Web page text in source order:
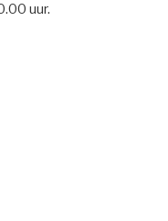
uur.